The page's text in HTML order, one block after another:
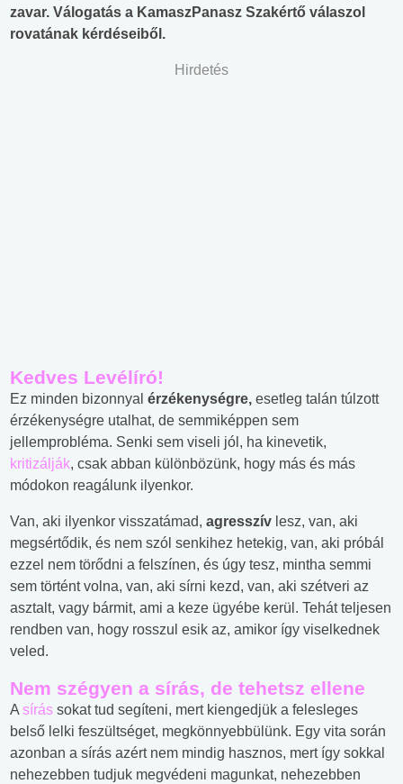
zavar. Válogatás a KamaszPanasz Szakértő válaszol
rovatának kérdéseiből.
Hirdetés
Kedves Levélíró!
Ez minden bizonnyal érzékenységre, esetleg talán túlzott
érzékenységre utalhat, de semmiképpen sem
jellemprobléma. Senki sem viseli jól, ha kinevetik,
kritizálják, csak abban különbözünk, hogy más és más
módokon reagálunk ilyenkor.
Van, aki ilyenkor visszatámad, agresszív lesz, van, aki
megsértődik, és nem szól senkihez hetekig, van, aki próbál
ezzel nem törődni a felszínen, és úgy tesz, mintha semmi
sem történt volna, van, aki sírni kezd, van, aki szétveri az
asztalt, vagy bármit, ami a keze ügyébe kerül. Tehát teljesen
rendben van, hogy rosszul esik az, amikor így viselkednek
veled.
Nem szégyen a sírás, de tehetsz ellene
A sírás sokat tud segíteni, mert kiengedjük a felesleges
belső lelki feszültséget, megkönnyebbülünk. Egy vita során
azonban a sírás azért nem mindig hasznos, mert így sokkal
nehezebben tudjuk megvédeni magunkat, nehezebben